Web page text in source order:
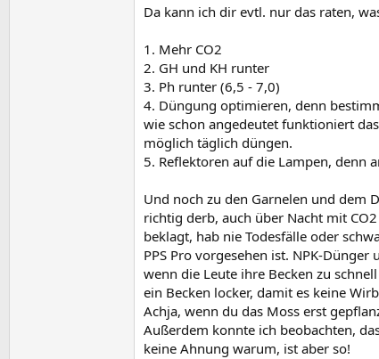
2x45 Watt T5 Röhren, ohne Reflekoren.
Kein Dünger.
Was soll ich tung? Weiß wer vll nen
Will evtl. noch blyxas und pogostemon
Reicht das licht dann aus?
Da kann ich dir evtl. nur das raten,
1. Mehr CO2
2. GH und KH runter
3. Ph runter (6,5 - 7,0)
4. Düngung optimieren, denn
wie schon angedeutet funktioniert
möglich täglich düngen.
5. Reflektoren auf die Lampen, denn
Und noch zu den Garnelen und dem
richtig derb, auch über Nacht mit
beklagt, hab nie Todesfälle oder
PPS Pro vorgesehen ist. NPK-
wenn die Leute ihre Becken zu
ein Becken locker, damit es keine
Achja, wenn du das Moss erst
Außerdem konnte ich beobachten,
keine Ahnung warum, ist aber so!